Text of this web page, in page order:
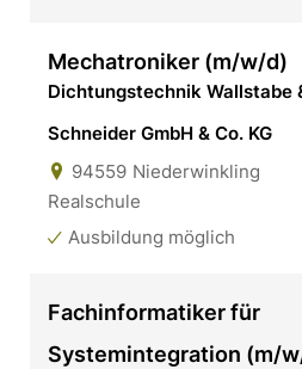
Mechatroniker (m/w/d)
Dichtungstechnik Wallstabe
Schneider GmbH & Co. KG
94559 Niederwinkling
Realschule
Ausbildung möglich
Fachinformatiker für
Systemintegration (m/